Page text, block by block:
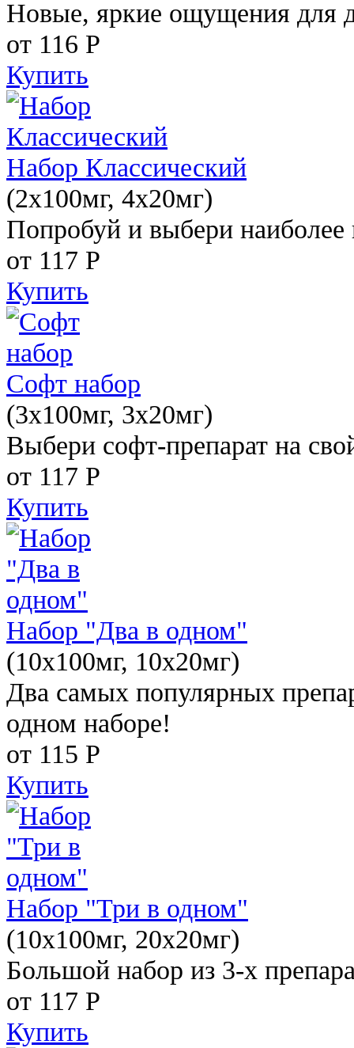
Новые, яркие ощущения для
от 116 Р
Купить
Набор Классический
(2x100мг, 4x20мг)
Попробуй и выбери наиболее
от 117 Р
Купить
Софт набор
(3x100мг, 3x20мг)
Выбери софт-препарат на
от 117 Р
Купить
Набор "Два в одном"
(10x100мг, 10x20мг)
Два самых популярных
одном наборе!
от 115 Р
Купить
Набор "Три в одном"
(10x100мг, 20x20мг)
Большой набор из 3-х
от 117 Р
Купить